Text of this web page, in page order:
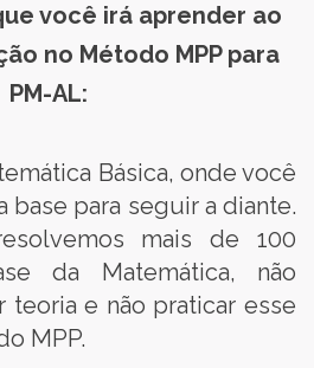
você irá aprender ao
no Método MPP para
PM-AL:
Básica, onde você
base para seguir a diante.
mais de 100
da Matemática, não
teoria e não praticar esse
MPP.